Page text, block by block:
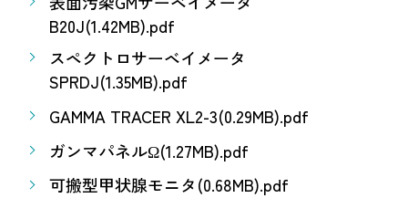
B20J(1.42MB).pdf
スペクトロサーベイメータ
SPRDJ(1.35MB).pdf
GAMMA TRACER XL2-3(0.29MB).pdf
ガンマパネルΩ(1.27MB).pdf
可搬型甲状腺モニタ(0.68MB).pdf